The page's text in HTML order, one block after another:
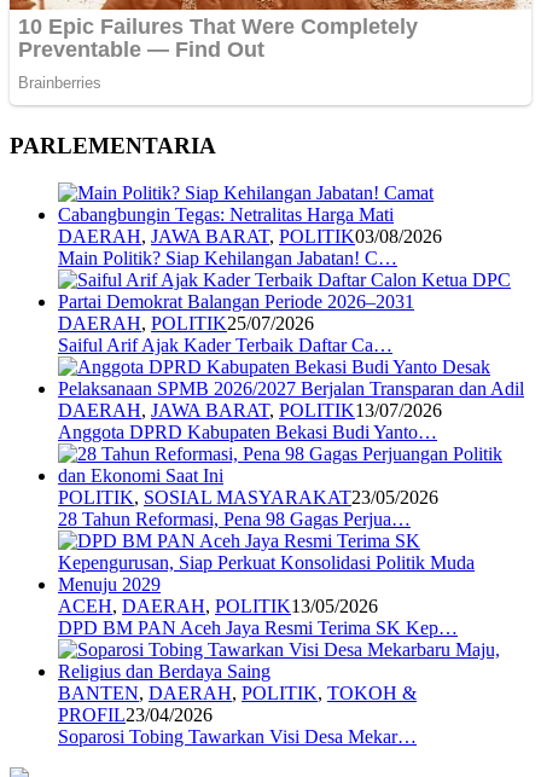
PARLEMENTARIA
DAERAH, JAWA BARAT, POLITIK03/08/2026
Main Politik? Siap Kehilangan Jabatan! C…
DAERAH, POLITIK25/07/2026
Saiful Arif Ajak Kader Terbaik Daftar Ca…
DAERAH, JAWA BARAT, POLITIK13/07/2026
Anggota DPRD Kabupaten Bekasi Budi Yanto…
POLITIK, SOSIAL MASYARAKAT23/05/2026
28 Tahun Reformasi, Pena 98 Gagas Perjua…
ACEH, DAERAH, POLITIK13/05/2026
DPD BM PAN Aceh Jaya Resmi Terima SK Kep…
BANTEN, DAERAH, POLITIK, TOKOH &
PROFIL23/04/2026
Soparosi Tobing Tawarkan Visi Desa Mekar…